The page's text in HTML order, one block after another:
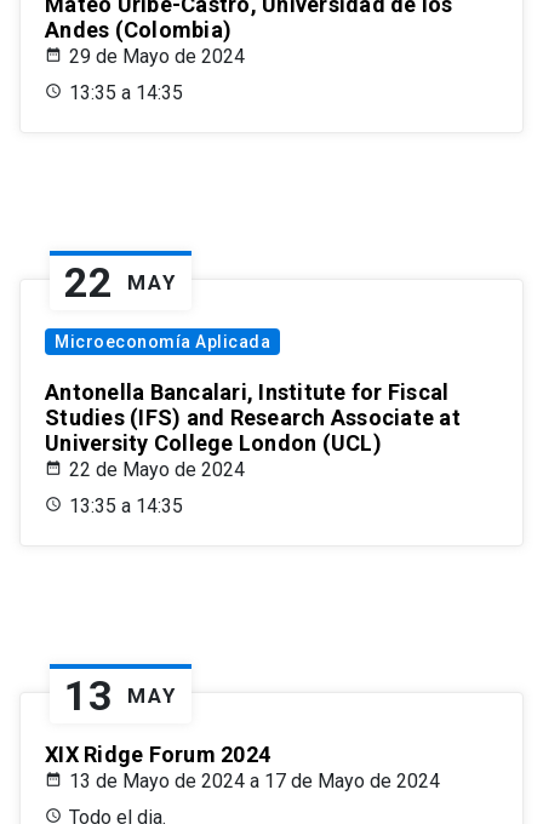
Andes (Colombia)
29 de Mayo de 2024
13:35 a 14:35
22 MAY
Microeconomía Aplicada
Antonella Bancalari, Institute for Fiscal
Studies (IFS) and Research Associate at
University College London (UCL)
22 de Mayo de 2024
13:35 a 14:35
13 MAY
XIX Ridge Forum 2024
13 de Mayo de 2024 a 17 de Mayo de 2024
Todo el dia.